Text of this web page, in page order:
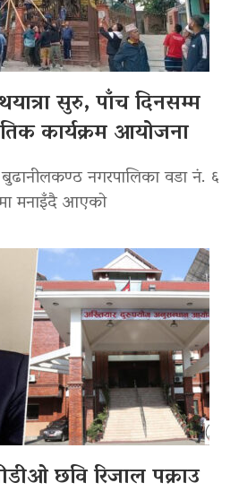
सुरु, पाँच दिनसम्म
कार्यक्रम आयोजना
नगरपालिका वडा नं. ६
मनाइँदै आएको
छवि रिजाल पक्राउ